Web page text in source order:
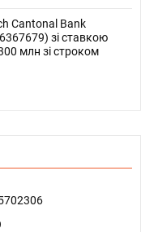
Cantonal Bank
зі ставкою
млн зі строком